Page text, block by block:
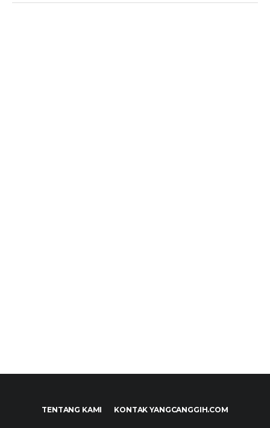
TENTANG KAMI KONTAK YANGCANGGIH.COM